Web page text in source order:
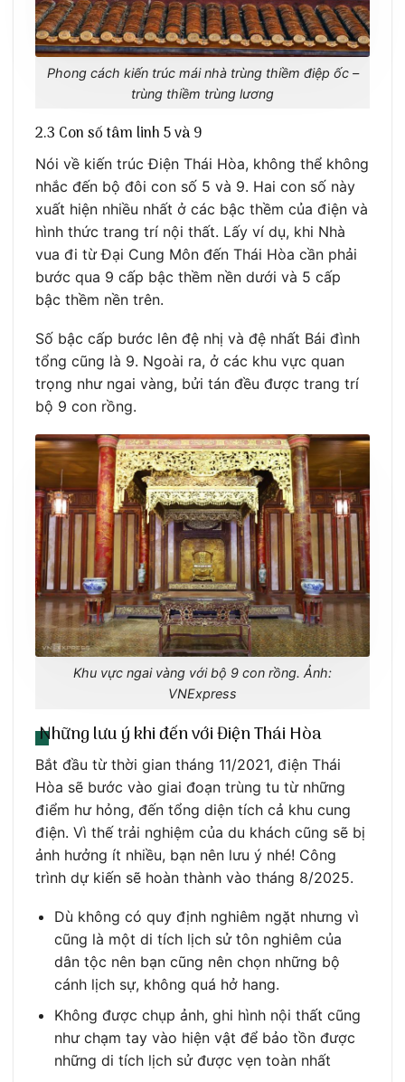
Phong cách kiến trúc mái nhà trùng thiềm điệp ốc –
trùng thiềm trùng lương
2.3 Con số tâm linh 5 và 9
Nói về kiến trúc Điện Thái Hòa, không thể không
nhắc đến bộ đôi con số 5 và 9. Hai con số này
xuất hiện nhiều nhất ở các bậc thềm của điện và
hình thức trang trí nội thất. Lấy ví dụ, khi Nhà
vua đi từ Đại Cung Môn đến Thái Hòa cần phải
bước qua 9 cấp bậc thềm nền dưới và 5 cấp
bậc thềm nền trên.
Số bậc cấp bước lên đệ nhị và đệ nhất Bái đình
tổng cũng là 9. Ngoài ra, ở các khu vực quan
trọng như ngai vàng, bửi tán đều được trang trí
bộ 9 con rồng.
Khu vực ngai vàng với bộ 9 con rồng. Ảnh:
VNExpress
Những lưu ý khi đến với Điện Thái Hòa
Bắt đầu từ thời gian tháng 11/2021, điện Thái
Hòa sẽ bước vào giai đoạn trùng tu từ những
điểm hư hỏng, đến tổng diện tích cả khu cung
điện. Vì thế trải nghiệm của du khách cũng sẽ bị
ảnh hưởng ít nhiều, bạn nên lưu ý nhé! Công
trình dự kiến sẽ hoàn thành vào tháng 8/2025.
Dù không có quy định nghiêm ngặt nhưng vì
cũng là một di tích lịch sử tôn nghiêm của
dân tộc nên bạn cũng nên chọn những bộ
cánh lịch sự, không quá hở hang.
Không được chụp ảnh, ghi hình nội thất cũng
như chạm tay vào hiện vật để bảo tồn được
những di tích lịch sử được vẹn toàn nhất